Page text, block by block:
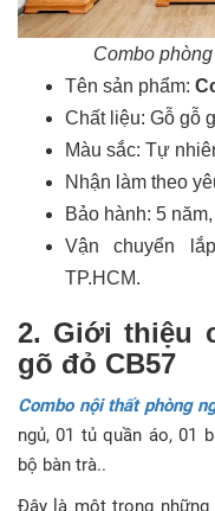
Combo
Tên sản phẩm:
Chất liệu: Gỗ gỗ
Màu sắc: Tự
Nhận làm theo
Bảo hành: 5
Vận chuyển
TP.HCM.
2. Giới thiệu
gõ đỏ CB57
Combo nội thất phòng
ngủ, 01 tủ quần áo, 01
bộ bàn trà..